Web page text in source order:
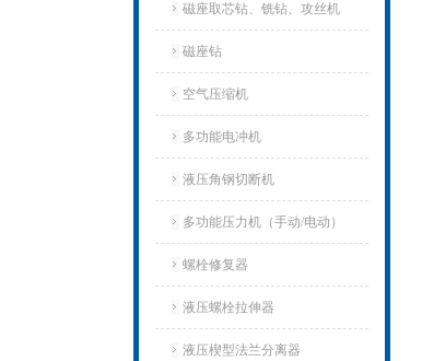
磁座取芯钻、铣钻、攻丝机
磁座钻
空气压缩机
多功能电冲机
液压角钢切断机
多功能压力机（手动/电动）
螺栓修复器
液压螺栓拉伸器
液压楔型法兰分离器